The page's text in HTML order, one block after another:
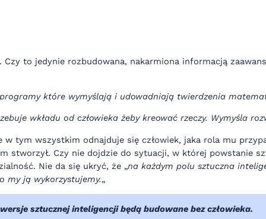
to jedynie rozbudowana, nakarmiona informacją
które wymyślają i udowadniają twierdzenia
wkładu od człowieka żeby kreować rzeczy. Wymyśla
tym wszystkim odnajduje się człowiek, jaka rola mu
stworzył. Czy nie dojdzie do sytuacji, w której powstanie
Nie da się ukryć, że „na każdym polu sztuczna
my ją wykorzystujemy.„
sztucznej inteligencji będą budowane bez człowieka.